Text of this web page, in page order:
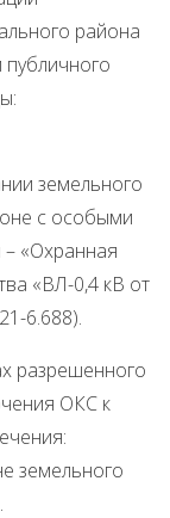
района
земельного
с особыми
«Охранная
«ВЛ-0,4 кВ от
6.688).
разрешенного
ОКС к
земельного